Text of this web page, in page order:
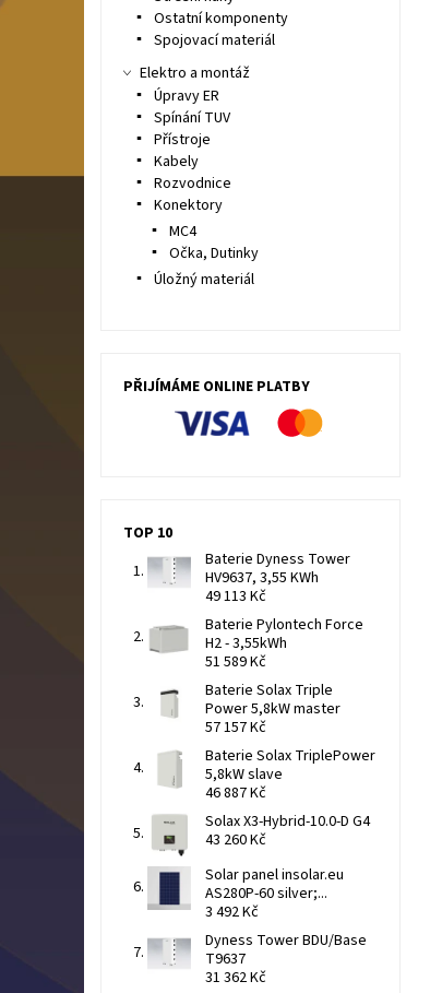
Ostatní komponenty
Spojovací materiál
Elektro a montáž
Úpravy ER
Spínání TUV
Přístroje
Kabely
Rozvodnice
Konektory
MC4
Očka, Dutinky
Úložný materiál
PŘIJÍMÁME ONLINE PLATBY
TOP 10
Baterie Dyness Tower
HV9637, 3,55 KWh
49 113 Kč
Baterie Pylontech Force
H2 - 3,55kWh
51 589 Kč
Baterie Solax Triple
Power 5,8kW master
57 157 Kč
Baterie Solax TriplePower
5,8kW slave
46 887 Kč
Solax X3-Hybrid-10.0-D G4
43 260 Kč
Solar panel insolar.eu
AS280P-60 silver;...
3 492 Kč
Dyness Tower BDU/Base
T9637
31 362 Kč